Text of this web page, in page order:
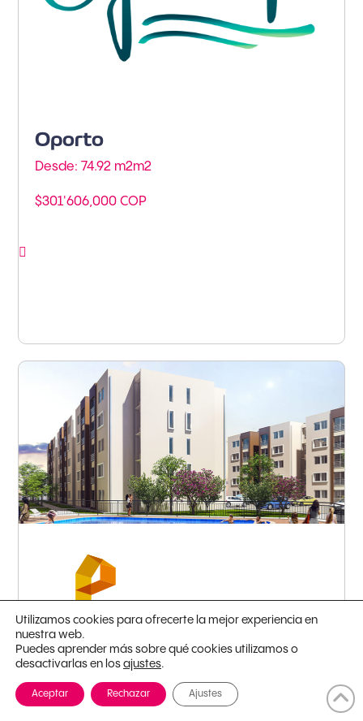
Oporto
Desde: 74.92 m2m2
$301'606,000 COP
Barranquilla - Soledad
Desde: 50.72m
Utilizamos cookies para ofrecerte la mejor experiencia en
nuestra web.
Puedes aprender más sobre qué cookies utilizamos o
desactivarlas en los ajustes.
Aceptar Rechazar Ajustes